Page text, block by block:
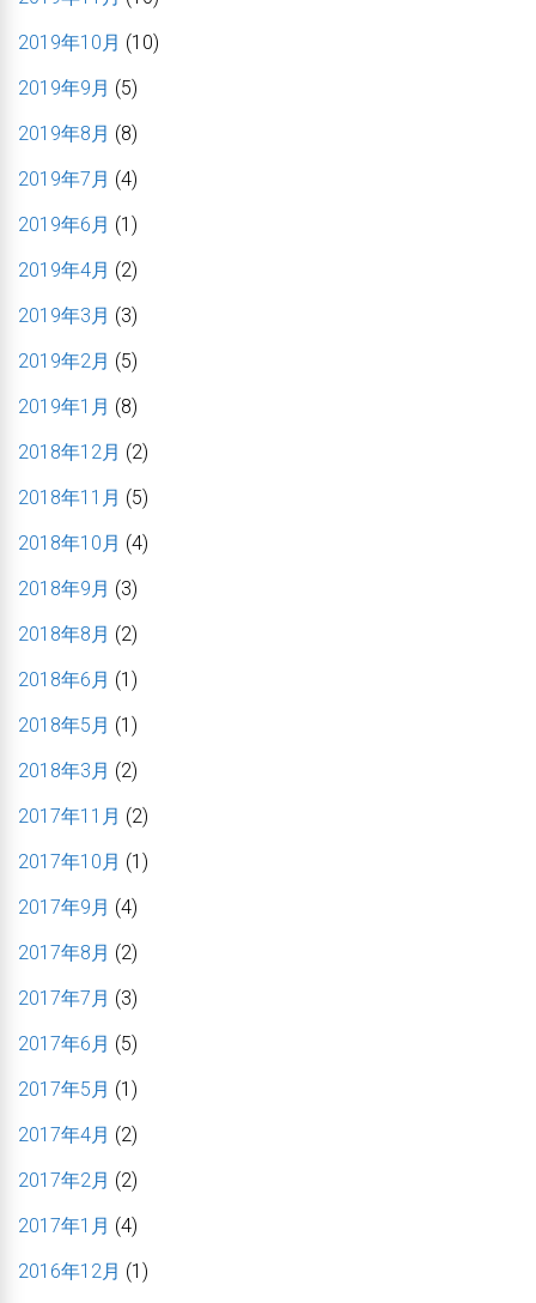
2019年10月 (10)
2019年9月 (5)
2019年8月 (8)
2019年7月 (4)
2019年6月 (1)
2019年4月 (2)
2019年3月 (3)
2019年2月 (5)
2019年1月 (8)
2018年12月 (2)
2018年11月 (5)
2018年10月 (4)
2018年9月 (3)
2018年8月 (2)
2018年6月 (1)
2018年5月 (1)
2018年3月 (2)
2017年11月 (2)
2017年10月 (1)
2017年9月 (4)
2017年8月 (2)
2017年7月 (3)
2017年6月 (5)
2017年5月 (1)
2017年4月 (2)
2017年2月 (2)
2017年1月 (4)
2016年12月 (1)